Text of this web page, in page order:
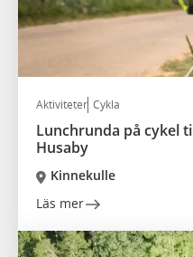
Aktiviteter Cykla
Lunchrunda på cykel
Husaby
Kinnekulle
Läs mer